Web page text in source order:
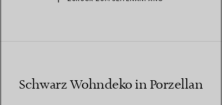
Schwarz Wohndeko in Porzellan